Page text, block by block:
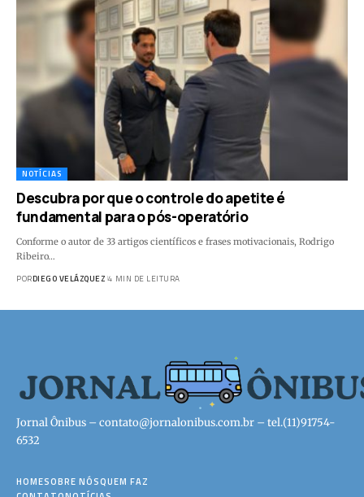
NOTÍCIAS
Descubra por que o controle do apetite é
fundamental para o pós-operatório
Conforme o autor de 33 artigos científicos e frases motivacionais, Rodrigo
Ribeiro…
PORDIEGO VELÁZQUEZ 4 MIN DE LEITURA
Jornal Ônibus – contato@jornalonibus.com.br – tel.(11)91754-
6532
HOMESOBRE NÓSQUEM FAZ